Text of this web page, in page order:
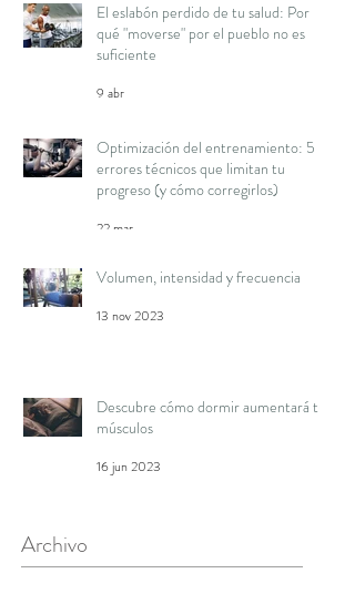
El eslabón perdido de tu salud: Por
qué "moverse" por el pueblo no es
suficiente
9 abr
Optimización del entrenamiento: 5
errores técnicos que limitan tu
progreso (y cómo corregirlos)
22 mar
Volumen, intensidad y frecuencia
13 nov 2023
Descubre cómo dormir aumentará tus
músculos
16 jun 2023
Archivo